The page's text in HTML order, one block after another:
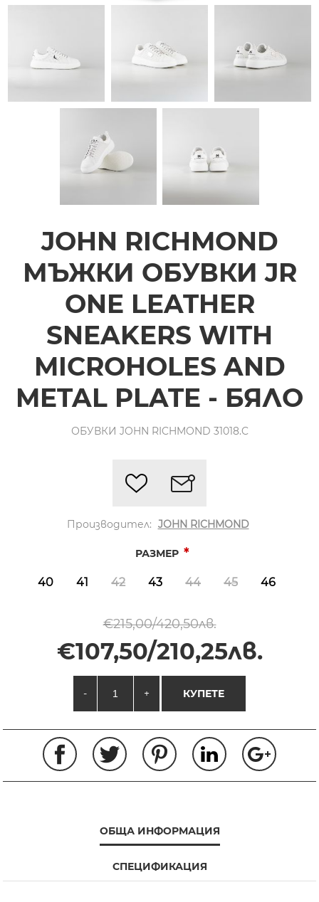
JOHN RICHMOND
МЪЖКИ ОБУВКИ JR
ONE LEATHER
SNEAKERS WITH
MICROHOLES AND
METAL PLATE - БЯЛО
ОБУВКИ JOHN RICHMOND 31018.C
Производител: JOHN RICHMOND
РАЗМЕР *
40 41 42 43 44 45 46
€215,00/420,50лв.
€107,50/210,25лв.
- + КУПЕТЕ
ОБЩА ИНФОРМАЦИЯ
СПЕЦИФИКАЦИЯ